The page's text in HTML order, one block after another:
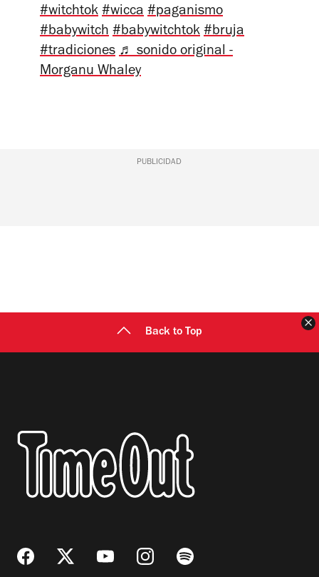
#witchtok #wicca #paganismo
#babywitch #babywitchtok #bruja
#tradiciones ♬ sonido original -
Morganu Whaley
PUBLICIDAD
Back to Top